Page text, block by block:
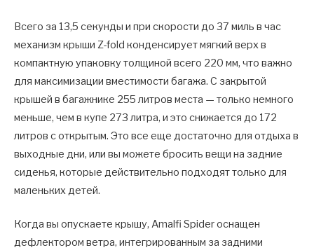
Всего за 13,5 секунды и при скорости до 37 миль в час
механизм крыши Z-fold конденсирует мягкий верх в
компактную упаковку толщиной всего 220 мм, что важно
для максимизации вместимости багажа. С закрытой
крышей в багажнике 255 литров места — только немного
меньше, чем в купе 273 литра, и это снижается до 172
литров с открытым. Это все еще достаточно для отдыха в
выходные дни, или вы можете бросить вещи на задние
сиденья, которые действительно подходят только для
маленьких детей.
Когда вы опускаете крышу, Amalfi Spider оснащен
дефлектором ветра, интегрированным за задними